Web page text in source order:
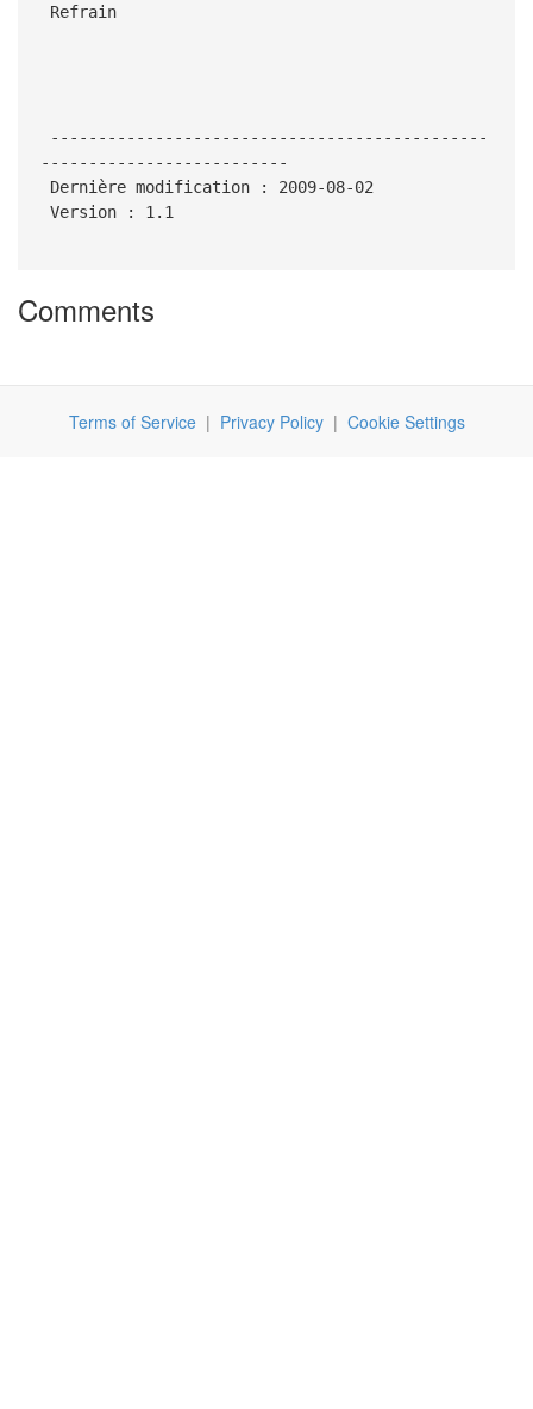
Refrain
----------------------------------------------
--------------------------
Dernière modification : 2009-08-02
Version : 1.1
Comments
Terms of Service| Privacy Policy| Cookie Settings